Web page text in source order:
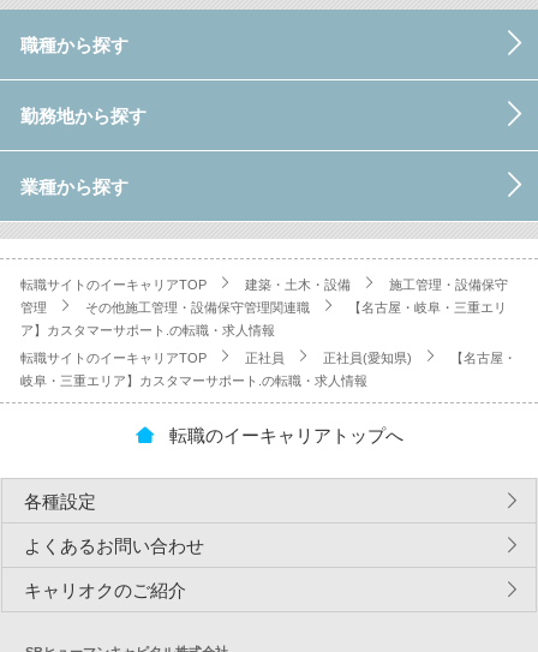
職種から探す
勤務地から探す
業種から探す
転職サイトのイーキャリアTOP 建築・土木・設備
施工管理・設備保守
管理
その他施工管理・設備保守管理関連職
【名古屋・岐阜・三重エリ
ア】カスタマーサポート.の転職・求人情報
転職サイトのイーキャリアTOP
正社員 正社員(愛知県)
【名古屋・
岐阜・三重エリア】カスタマーサポート.の転職・求人情報
転職のイーキャリアトップへ
各種設定
よくあるお問い合わせ
キャリオクのご紹介